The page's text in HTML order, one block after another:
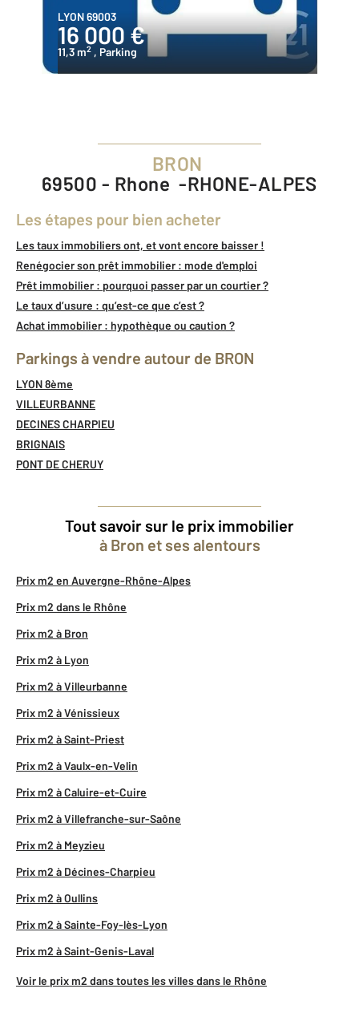
LYON 69003
16 000 €
11,3 m2 , Parking
BRON
69500 - Rhone -RHONE-ALPES
Les étapes pour bien acheter
Les taux immobiliers ont, et vont encore baisser !
Renégocier son prêt immobilier : mode d'emploi
Prêt immobilier : pourquoi passer par un courtier ?
Le taux d’usure : qu’est-ce que c’est ?
Achat immobilier : hypothèque ou caution ?
Parkings à vendre autour de BRON
LYON 8ème
VILLEURBANNE
DECINES CHARPIEU
BRIGNAIS
PONT DE CHERUY
Tout savoir sur le prix immobilier
à Bron et ses alentours
Prix m2 en Auvergne-Rhône-Alpes
Prix m2 dans le Rhône
Prix m2 à Bron
Prix m2 à Lyon
Prix m2 à Villeurbanne
Prix m2 à Vénissieux
Prix m2 à Saint-Priest
Prix m2 à Vaulx-en-Velin
Prix m2 à Caluire-et-Cuire
Prix m2 à Villefranche-sur-Saône
Prix m2 à Meyzieu
Prix m2 à Décines-Charpieu
Prix m2 à Oullins
Prix m2 à Sainte-Foy-lès-Lyon
Prix m2 à Saint-Genis-Laval
Voir le prix m2 dans toutes les villes dans le Rhône